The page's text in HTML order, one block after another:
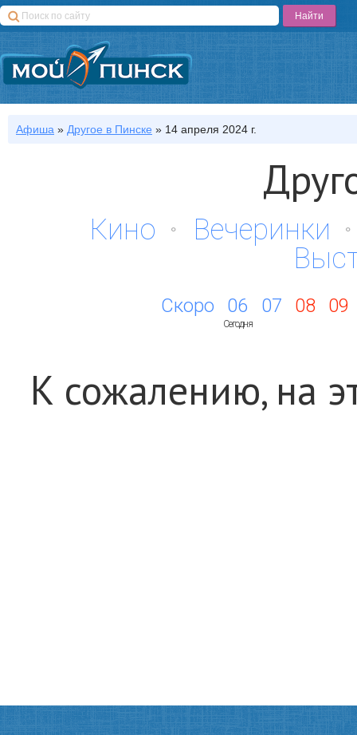
Афиша » Другое в Пинске » 14 апреля 2024 г.
Кино
Вечеринки
Скоро 06
Сегодня
07 08 09
К сожалению, на